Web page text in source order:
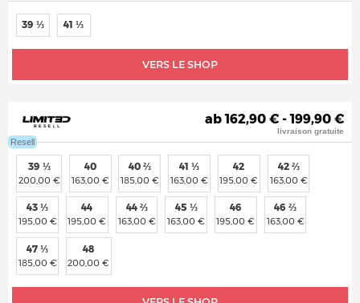
VERS LE SHOP
39 ⅓ 41 ⅓
Resell
ab 162,90 € - 199,90 €
livraison gratuite
39 ⅓
200,00 €
40
163,00 €
40 ⅔
185,00 €
41 ⅓
163,00 €
42
195,00 €
42 ⅔
163,00 €
43 ⅓
195,00 €
44
195,00 €
44 ⅔
163,00 €
45 ⅓
163,00 €
46
195,00 €
46 ⅔
163,00 €
47 ⅓
185,00 €
48
200,00 €